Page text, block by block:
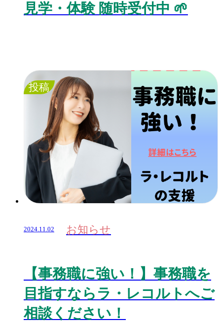
見学・体験 随時受付中 🌱
投稿
2024.11.02 お知らせ
【事務職に強い！】事務職を
目指すならラ・レコルトへご
相談ください！